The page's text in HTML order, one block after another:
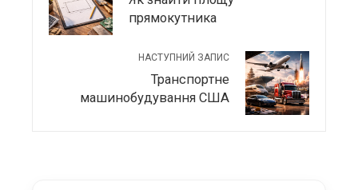
прямокутника
НАСТУПНИЙ ЗАПИС
Транспортне
машинобудування США